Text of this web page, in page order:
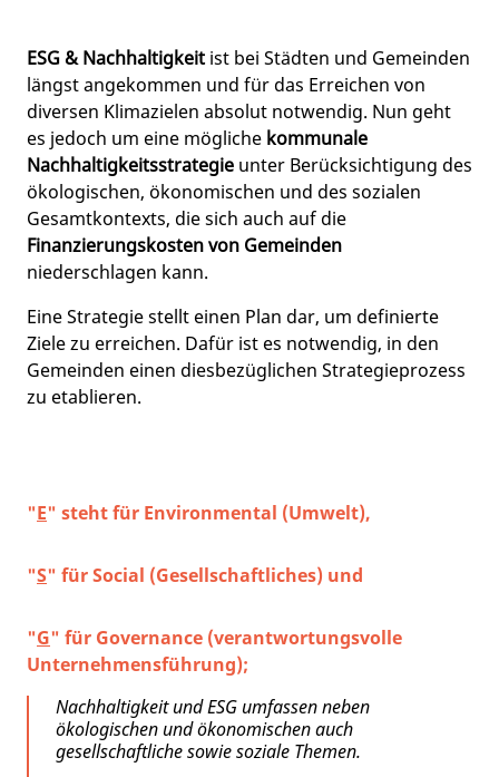
ESG & Nachhaltigkeit ist bei Städten und Gemeinden
längst angekommen und für das Erreichen von
diversen Klimazielen absolut notwendig. Nun geht
es jedoch um eine mögliche kommunale
Nachhaltigkeitsstrategie unter Berücksichtigung des
ökologischen, ökonomischen und des sozialen
Gesamtkontexts, die sich auch auf die
Finanzierungskosten von Gemeinden
niederschlagen kann.
Eine Strategie stellt einen Plan dar, um definierte
Ziele zu erreichen. Dafür ist es notwendig, in den
Gemeinden einen diesbezüglichen Strategieprozess
zu etablieren.
"E" steht für Environmental (Umwelt),
"S" für Social (Gesellschaftliches) und
"G" für Governance (verantwortungsvolle
Unternehmensführung);
Nachhaltigkeit und ESG umfassen neben
ökologischen und ökonomischen auch
gesellschaftliche sowie soziale Themen.